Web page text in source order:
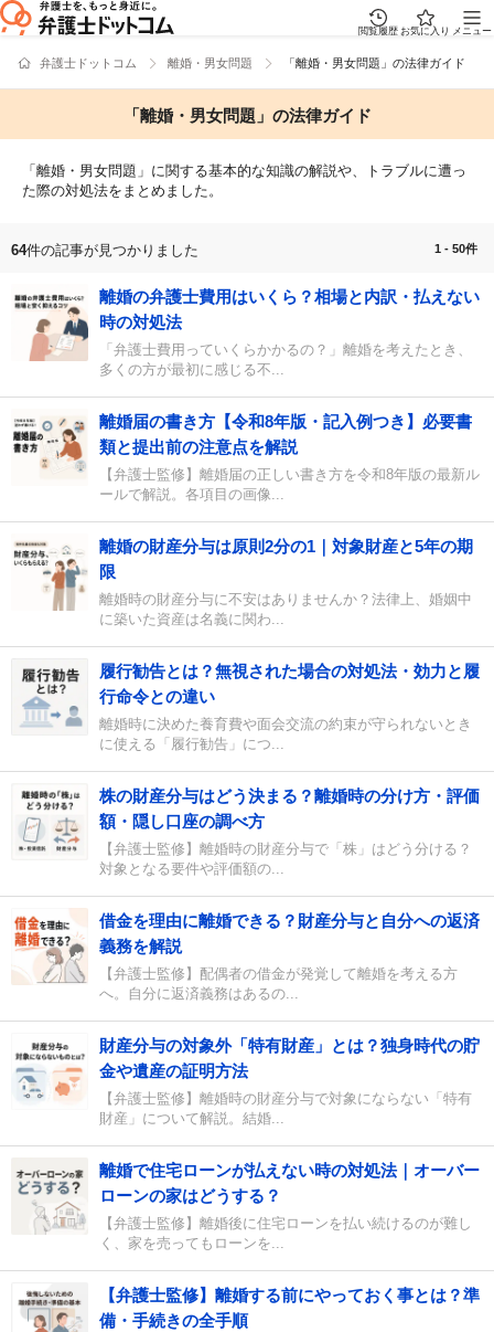
閲覧履歴 お気に入り メニュー
弁護士ドットコム 離婚・男女問題 「離婚・男女問題」の法律ガイド
「離婚・男女問題」の法律ガイド
「離婚・男女問題」に関する基本的な知識の解説や、トラブルに遭っ
た際の対処法をまとめました。
64件の記事が見つかりました 1 - 50件
離婚の弁護士費用はいくら？相場と内訳・払えない
時の対処法
「弁護士費用っていくらかかるの？」離婚を考えたとき、
多くの方が最初に感じる不...
離婚届の書き方【令和8年版・記入例つき】必要書
類と提出前の注意点を解説
【弁護士監修】離婚届の正しい書き方を令和8年版の最新ル
ールで解説。各項目の画像...
離婚の財産分与は原則2分の1｜対象財産と5年の期
限
離婚時の財産分与に不安はありませんか？法律上、婚姻中
に築いた資産は名義に関わ...
履行勧告とは？無視された場合の対処法・効力と履
行命令との違い
離婚時に決めた養育費や面会交流の約束が守られないとき
に使える「履行勧告」につ...
株の財産分与はどう決まる？離婚時の分け方・評価
額・隠し口座の調べ方
【弁護士監修】離婚時の財産分与で「株」はどう分ける？
対象となる要件や評価額の...
借金を理由に離婚できる？財産分与と自分への返済
義務を解説
【弁護士監修】配偶者の借金が発覚して離婚を考える方
へ。自分に返済義務はあるの...
財産分与の対象外「特有財産」とは？独身時代の貯
金や遺産の証明方法
【弁護士監修】離婚時の財産分与で対象にならない「特有
財産」について解説。結婚...
離婚で住宅ローンが払えない時の対処法｜オーバー
ローンの家はどうする？
【弁護士監修】離婚後に住宅ローンを払い続けるのが難し
く、家を売ってもローンを...
【弁護士監修】離婚する前にやっておく事とは？準
備・手続きの全手順